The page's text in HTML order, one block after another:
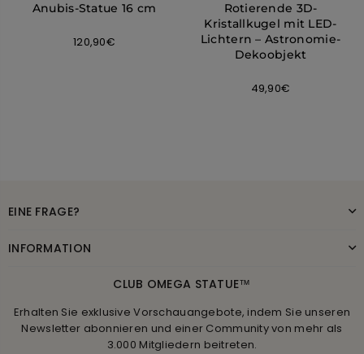
Anubis-Statue 16 cm
Normaler
120,90€
Rotierende 3D-
Kristallkugel mit LED-
Lichtern – Astronomie-
Dekoobjekt
49,90€
EINE FRAGE?
INFORMATION
CLUB OMEGA STATUE™
Erhalten Sie exklusive Vorschauangebote, indem Sie unseren
Newsletter abonnieren und einer Community von mehr als
3.000 Mitgliedern beitreten.